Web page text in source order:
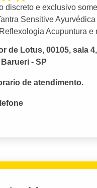
discreto e exclusivo
Sensitive
Acupuntura e
de Lotus, 00105, sala
- SP
de atendimento.